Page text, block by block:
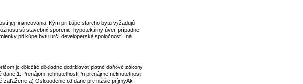
jej financovania. Kým pri kúpe starého bytu vyžadujú
sú stavebné sporenie, hypotekárny úver, prípadne
pri kúpe bytu určí developerská spoločnosť. Iná..
je dôležité dôkladne dodržiavať platné daňové zákony
Prenájom nehnuteľnostiPri prenájme nehnuteľnosti
zaťaženie.a) Oslobodenie od dane pre nižšie príjmyAk